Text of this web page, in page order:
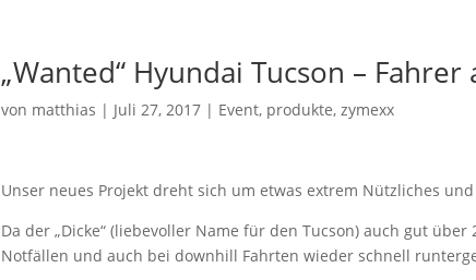
„Wanted“ Hyundai Tucson –
von matthias | Juli 27, 2017 | Event, produkte,zymexx
Unser neues Projekt dreht sich um etwas extrem Nützliches
Da der „Dicke“ (liebevoller Name für den Tucson) auch gut
Notfällen und auch bei downhill Fahrten wieder schnell